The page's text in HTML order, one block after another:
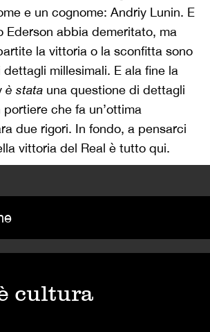
e un cognome: Andriy Lunin. E
Ederson abbia demeritato, ma
la vittoria o la sconfitta sono
millesimali. E ala fine la
è stata una questione di dettagli
che fa un’ottima
due rigori. In fondo, a pensarci
vittoria del Real è tutto qui.
cultura